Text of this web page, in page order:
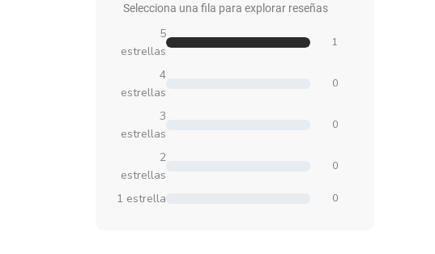
Selecciona una fila para explorar reseñas
5
estrellas
1
4
estrellas
0
3
estrellas
0
2
estrellas
0
1 estrella 0